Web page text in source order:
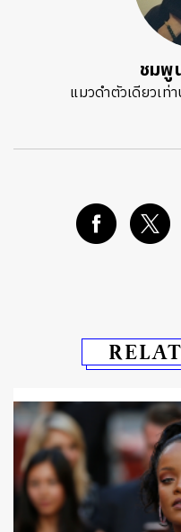
ชมพู
แมวดำตัวเดียวเ